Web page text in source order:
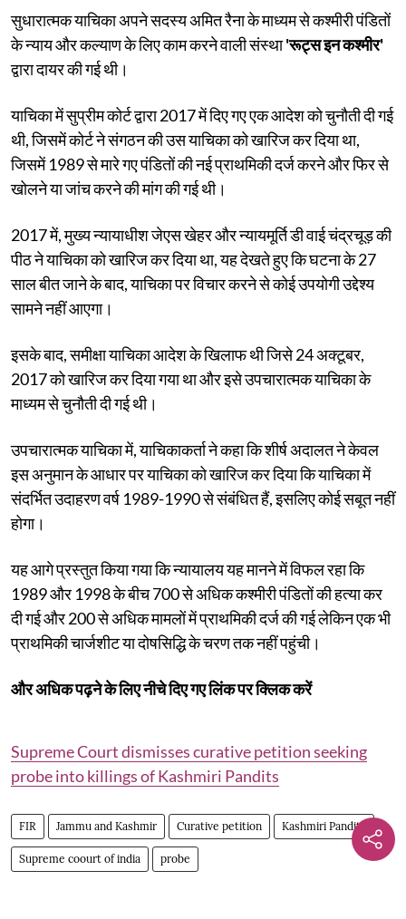
सुधारात्मक याचिका अपने सदस्य अमित रैना के माध्यम से कश्मीरी पंडितों
के न्याय और कल्याण के लिए काम करने वाली संस्था'रूट्स इन कश्मीर'
द्वारा दायर की गई थी।
याचिका में सुप्रीम कोर्ट द्वारा 2017 में दिए गए एक आदेश को चुनौती दी गई
थी, जिसमें कोर्ट ने संगठन की उस याचिका को खारिज कर दिया था,
जिसमें 1989 से मारे गए पंडितों की नई प्राथमिकी दर्ज करने और फिर से
खोलने या जांच करने की मांग की गई थी।
2017 में, मुख्य न्यायाधीश जेएस खेहर और न्यायमूर्ति डी वाई चंद्रचूड़ की
पीठ ने याचिका को खारिज कर दिया था, यह देखते हुए कि घटना के 27
साल बीत जाने के बाद, याचिका पर विचार करने से कोई उपयोगी उद्देश्य
सामने नहीं आएगा।
इसके बाद, समीक्षा याचिका आदेश के खिलाफ थी जिसे 24 अक्टूबर,
2017 को खारिज कर दिया गया था और इसे उपचारात्मक याचिका के
माध्यम से चुनौती दी गई थी।
उपचारात्मक याचिका में, याचिकाकर्ता ने कहा कि शीर्ष अदालत ने केवल
इस अनुमान के आधार पर याचिका को खारिज कर दिया कि याचिका में
संदर्भित उदाहरण वर्ष 1989-1990 से संबंधित हैं, इसलिए कोई सबूत नहीं
होगा।
यह आगे प्रस्तुत किया गया कि न्यायालय यह मानने में विफल रहा कि
1989 और 1998 के बीच 700 से अधिक कश्मीरी पंडितों की हत्या कर
दी गई और 200 से अधिक मामलों में प्राथमिकी दर्ज की गई लेकिन एक भी
प्राथमिकी चार्जशीट या दोषसिद्धि के चरण तक नहीं पहुंची।
और अधिक पढ़ने के लिए नीचे दिए गए लिंक पर क्लिक करें
Supreme Court dismisses curative petition seeking
probe into killings of Kashmiri Pandits
FIR Jammu and Kashmir Curative petition Kashmiri Pandits
Supreme coourt of india probe